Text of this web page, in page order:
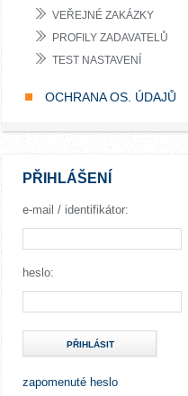
VEŘEJNÉ ZAKÁZKY
PROFILY ZADAVATELŮ
TEST NASTAVENÍ
OCHRANA OS. ÚDAJŮ
PŘIHLÁŠENÍ
e-mail / identifikátor:
heslo:
PŘIHLÁSIT
zapomenuté heslo